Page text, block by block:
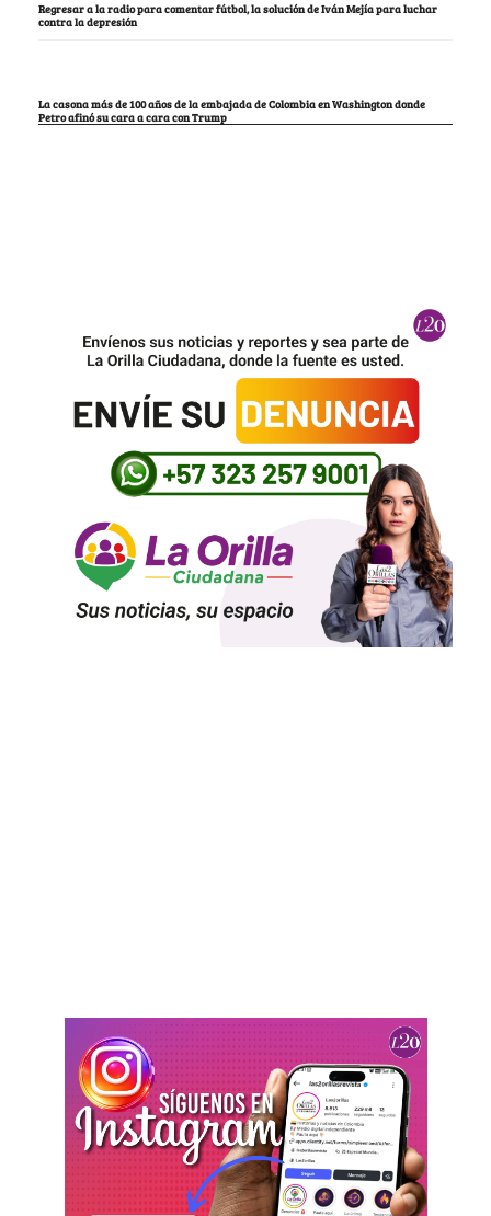
Regresar a la radio para comentar fútbol, la solución de Iván Mejía para luchar
contra la depresión
La casona más de 100 años de la embajada de Colombia en Washington donde
Petro afinó su cara a cara con Trump